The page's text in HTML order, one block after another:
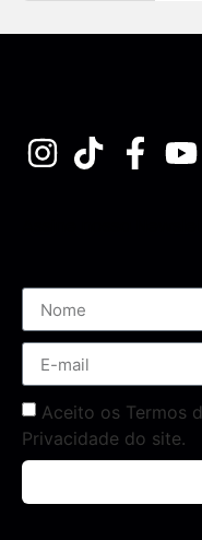
Aceito os Termos
Privacidade do site.